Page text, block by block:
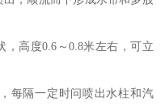
，高度0.6～0.8米左右，可立
每隔一定时问喷出水柱和汽